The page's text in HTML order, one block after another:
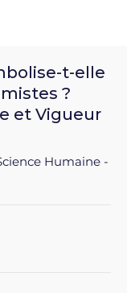
t-elle
?
et Vigueur
Humaine -